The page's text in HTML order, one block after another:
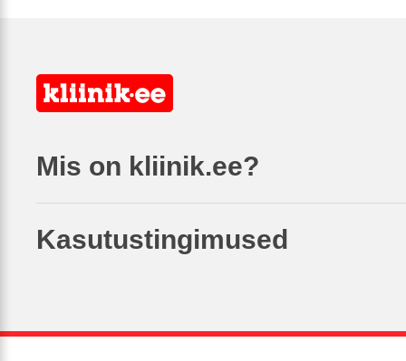
Mis on kliinik.ee?
Kasutustingimused